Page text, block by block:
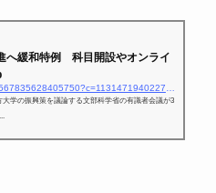
へ緩和特例 科目開設やオンライ
https://news.jp/i/1323567835628405750?c=113147194022725109
学の振興策を議論する文部科学省の有識者会議が3